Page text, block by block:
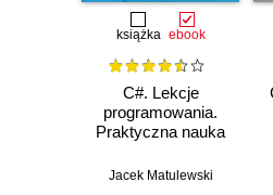
książka ebook
C#. Lekcje
programowania.
Praktyczna nauka
platform .NET i
Jacek Matulewski